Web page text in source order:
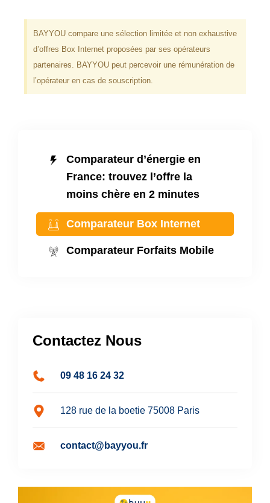
Comparateur d’énergie en
France: trouvez l’offre la
moins chère en 2 minutes
Comparateur Box Internet
Comparateur Forfaits Mobile
Contactez Nous
09 48 16 24 32
128 rue de la boetie 75008 Paris
contact@bayyou.fr
BAYYOU compare une sélection limitée et non exhaustive
d’offres Box Internet proposées par ses opérateurs
partenaires. BAYYOU peut percevoir une rémunération de
l’opérateur en cas de souscription.